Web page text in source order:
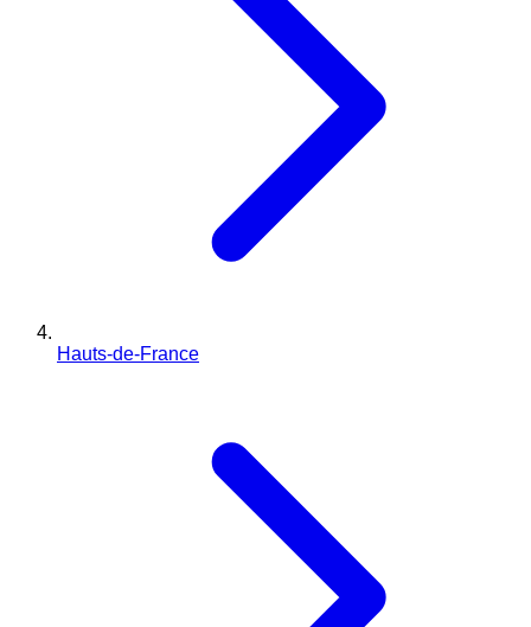
Hauts-de-France